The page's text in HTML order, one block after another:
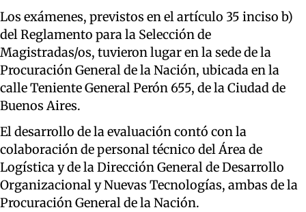
Los exámenes, previstos en el artículo 35 inciso b)
del Reglamento para la Selección de
Magistradas/os, tuvieron lugar en la sede de la
Procuración General de la Nación, ubicada en la
calle Teniente General Perón 655, de la Ciudad de
Buenos Aires.
El desarrollo de la evaluación contó con la
colaboración de personal técnico del Área de
Logística y de la Dirección General de Desarrollo
Organizacional y Nuevas Tecnologías, ambas de la
Procuración General de la Nación.